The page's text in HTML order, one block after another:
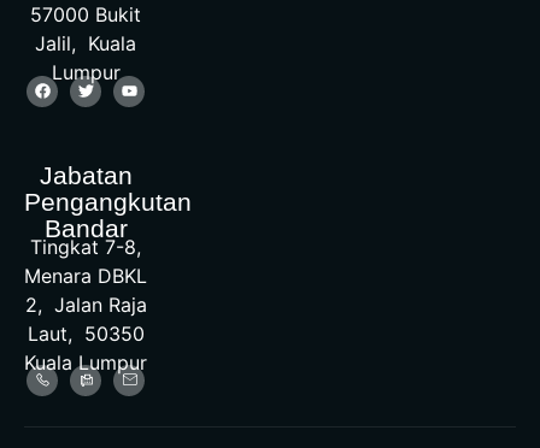
57000 Bukit
Jalil, Kuala
Lumpur
Jabatan
Pengangkutan
Bandar
Tingkat 7-8,
Menara DBKL
2, Jalan Raja
Laut, 50350
Kuala Lumpur